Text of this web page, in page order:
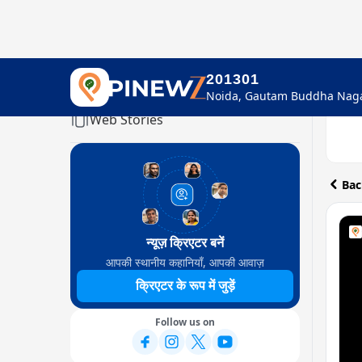
201301
Home
Web Stories
न्यूज़ क्रिएटर बनें
आपकी स्थानीय कहानियाँ, आपकी आवाज़
क्रिएटर के रूप में जुड़ें
Follow us on